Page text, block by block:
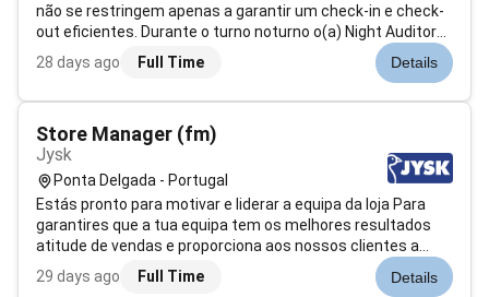
não se restringem apenas a garantir um check-in e check-
out eficientes. Durante o turno noturno o(a) Night Auditor
assume um papel fundamental na operação do hotel
assegurando simultaneamente o atendimento aos
28 days ago Full Time Details
Store Manager (fm)
Jysk
Ponta Delgada - Portugal
Estás pronto para motivar e liderar a equipa da loja Para
garantires que a tua equipa tem os melhores resultados
atitude de vendas e proporciona aos nossos clientes a
melhor experiência de compraEntão tu podes ser o Store
Manager que procuramos!O QUE TE
29 days ago Full Time Details